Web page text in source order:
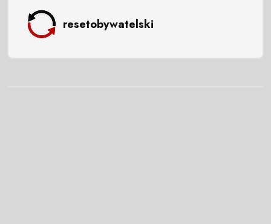
resetobywatelski